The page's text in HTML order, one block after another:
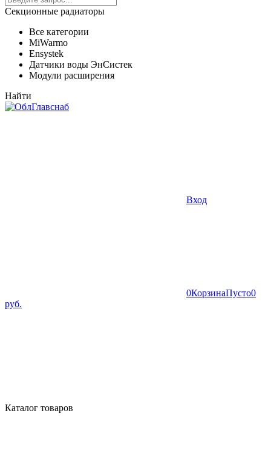
Секционные радиаторы
Все категории
MiWarmo
Ensystek
Датчики воды ЭнСистек
Модули расширения
Найти
Вход
0КорзинаПусто0
руб.
Каталог товаров